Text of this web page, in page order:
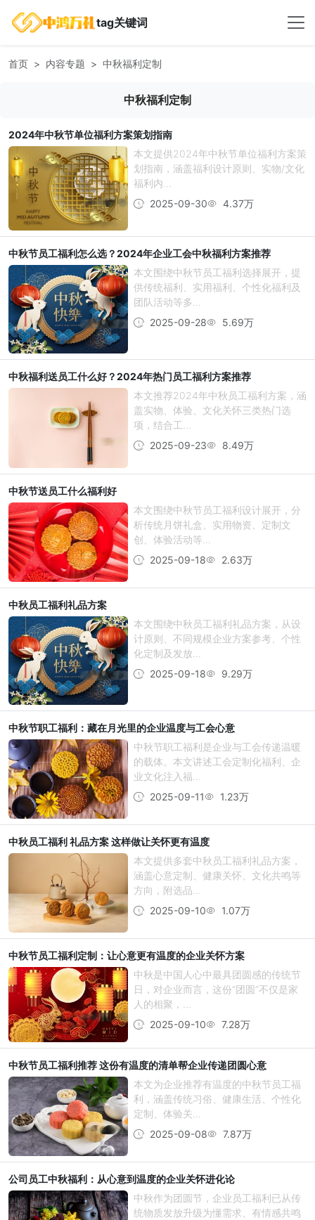
tag关键词
首页 内容专题 中秋福利定制
中秋福利定制
2024年中秋节单位福利方案策划指南
本文提供2024年中秋节单位福利方案策
划指南，涵盖福利设计原则、实物/文化
福利内...
2025-09-30
4.37万
中秋节员工福利怎么选？2024年企业工会中秋福利方案推荐
本文围绕中秋节员工福利选择展开，提
供传统福利、实用福利、个性化福利及
团队活动等多...
2025-09-28
5.69万
中秋福利送员工什么好？2024年热门员工福利方案推荐
本文推荐2024年中秋员工福利方案，涵
盖实物、体验、文化关怀三类热门选
项，结合工...
2025-09-23
8.49万
中秋节送员工什么福利好
本文围绕中秋节员工福利设计展开，分
析传统月饼礼盒、实用物资、定制文
创、体验活动等...
2025-09-18
2.63万
中秋员工福利礼品方案
本文围绕中秋员工福利礼品方案，从设
计原则、不同规模企业方案参考、个性
化定制及发放...
2025-09-18
9.29万
中秋节职工福利：藏在月光里的企业温度与工会心意
中秋节职工福利是企业与工会传递温暖
的载体。本文讲述工会定制化福利、企
业文化注入福...
2025-09-11
1.23万
中秋员工福利 礼品方案 这样做让关怀更有温度
本文提供多套中秋员工福利礼品方案，
涵盖心意定制、健康关怀、文化共鸣等
方向，附选品...
2025-09-10
1.07万
中秋节员工福利定制：让心意更有温度的企业关怀方案
中秋是中国人心中最具团圆感的传统节
日，对企业而言，这份“团圆”不仅是家
人的相聚，...
2025-09-10
7.28万
中秋节员工福利推荐 这份有温度的清单帮企业传递团圆心意
本文为企业推荐有温度的中秋节员工福
利，涵盖传统习俗、健康生活、个性化
定制、体验关...
2025-09-08
7.87万
公司员工中秋福利：从心意到温度的企业关怀进化论
中秋作为团圆节，企业员工福利已从传
统物质发放升级为懂需求、有情感共鸣